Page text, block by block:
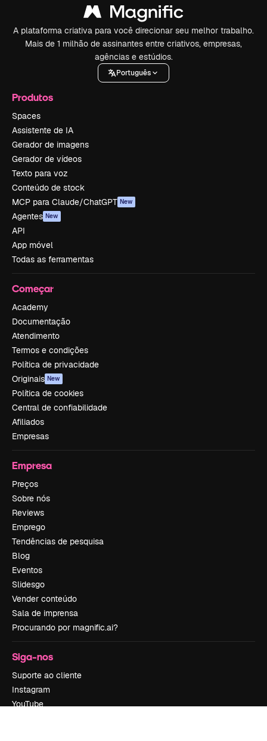
A plataforma criativa para você direcionar seu melhor trabalho.
Mais de 1 milhão de assinantes entre criativos, empresas,
agências e estúdios.
Português
Produtos
Spaces
Assistente de IA
Gerador de imagens
Gerador de vídeos
Texto para voz
Conteúdo de stock
MCP para Claude/ChatGPT New
Agentes New
API
App móvel
Todas as ferramentas
Começar
Academy
Documentação
Atendimento
Termos e condições
Política de privacidade
Originais New
Política de cookies
Central de confiabilidade
Afiliados
Empresas
Empresa
Preços
Sobre nós
Reviews
Emprego
Tendências de pesquisa
Blog
Eventos
Slidesgo
Vender conteúdo
Sala de imprensa
Procurando por magnific.ai?
Siga-nos
Suporte ao cliente
Instagram
YouTube